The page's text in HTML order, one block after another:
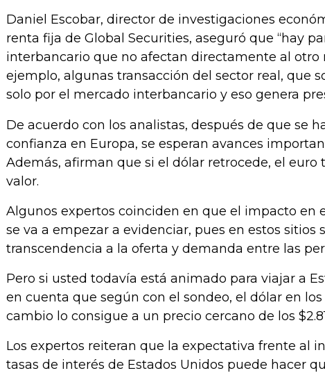
Daniel Escobar, director de investigaciones
renta fija de Global Securities, aseguró que “hay
interbancario que no afectan directamente al otro
ejemplo, algunas transacción del sector real, que
solo por el mercado interbancario y eso genera
De acuerdo con los analistas, después de que se
confianza en Europa, se esperan avances
Además, afirman que si el dólar retrocede, el euro
valor.
Algunos expertos coinciden en que el impacto en
se va a empezar a evidenciar, pues en estos sitios
transcendencia a la oferta y demanda entre las
Pero si usted todavía está animado para viajar a
en cuenta que según con el sondeo, el dólar en los
cambio lo consigue a un precio cercano de los
Los expertos reiteran que la expectativa frente al
tasas de interés de Estados Unidos puede hacer